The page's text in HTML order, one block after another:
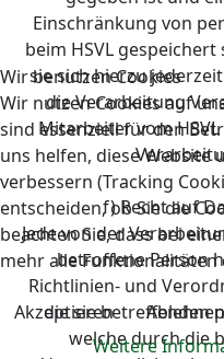
Einschränkung von
beim HSVL
sie sich hierzu
die Verarbeitung
Mitarbeiter vom
f) Recht auf
Jede von der
betroffene Person
Richtlinien- und
die sie betreffenden
welche durch die
Wir benutzen Cookies
Wir nutzen Cookies auf
sind essenziell für den
uns helfen, diese
verbessern (Tracking
entscheiden, ob Sie die
beachten Sie, dass bei
mehr alle
Akzeptieren
Ablehnen
Weitere